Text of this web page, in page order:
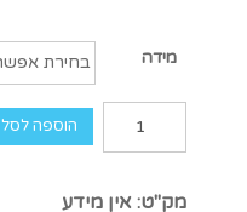
מידה
הוספה לסל
מק"ט: אין מידע